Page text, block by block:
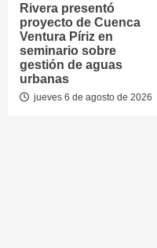
Rivera presentó
proyecto de Cuenca
Ventura Píriz en
seminario sobre
gestión de aguas
urbanas
jueves 6 de agosto de 2026